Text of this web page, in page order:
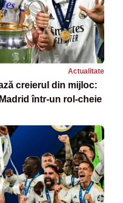
Actualitate
creierul din mijloc:
într-un rol-cheie